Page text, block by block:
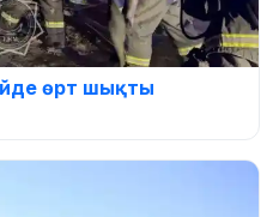
өрт шықты